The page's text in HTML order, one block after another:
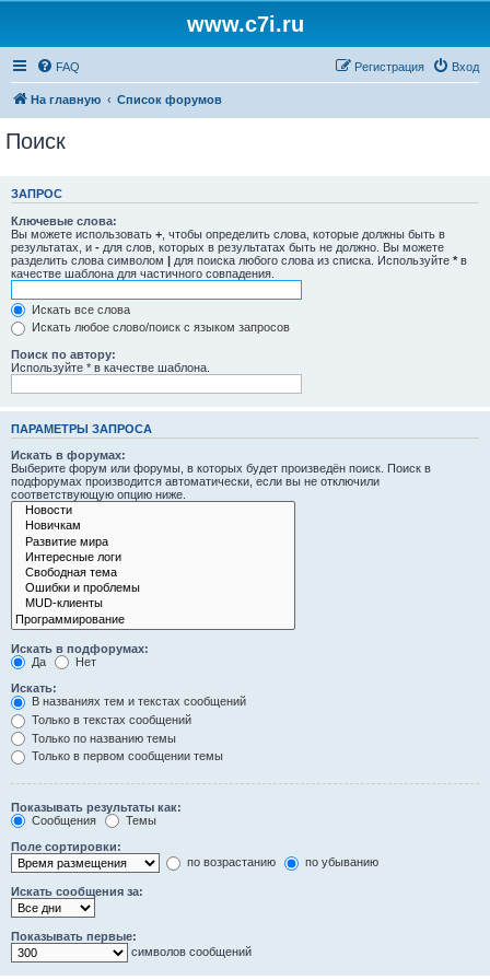
www.c7i.ru
FAQ Вход
Регистрация
На главную Список форумов
Поиск
ЗАПРОС
Ключевые слова:
Вы можете использовать + , чтобы определить слова, которые должны быть в
результатах, и - для слов, которых в результатах быть не должно. Вы можете
разделить слова символом | для поиска любого слова из списка. Используйте * в
качестве шаблона для частичного совпадения.
Искать все слова
Искать любое слово/поиск с языком запросов
Поиск по автору:
Используйте * в качестве шаблона.
ПАРАМЕТРЫ ЗАПРОСА
Искать в форумах:
Выберите форум или форумы, в которых будет произведён поиск. Поиск в
подфорумах производится автоматически, если вы не отключили
соответствующую опцию ниже.
Искать в подфорумах:
Да
Нет
Искать:
В названиях тем и текстах сообщений
Только в текстах сообщений
Только по названию темы
Только в первом сообщении темы
Показывать результаты как:
Сообщения
Темы
Поле сортировки:
по возрастанию
по убыванию
Искать сообщения за:
Показывать первые:
символов сообщений